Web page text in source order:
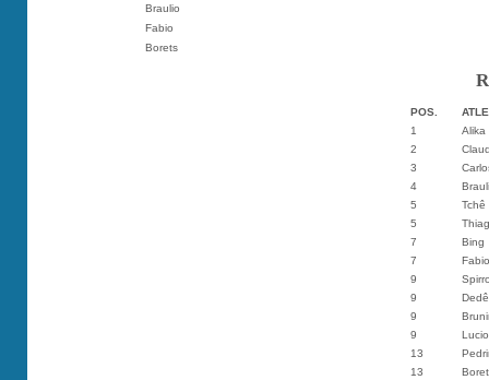
Braulio
Fabio
Borets
POS.
1
Alika
2
3
4
5
Tchê
5
7
Bing
7
Fabio
9
9
Dedê
9
9
Lucio
13
13